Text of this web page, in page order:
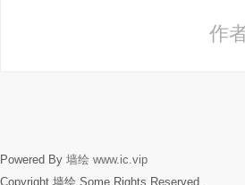
作
Powered By 墙绘 www.ic.vip
Copyright 墙绘.Some Rights Reserved.